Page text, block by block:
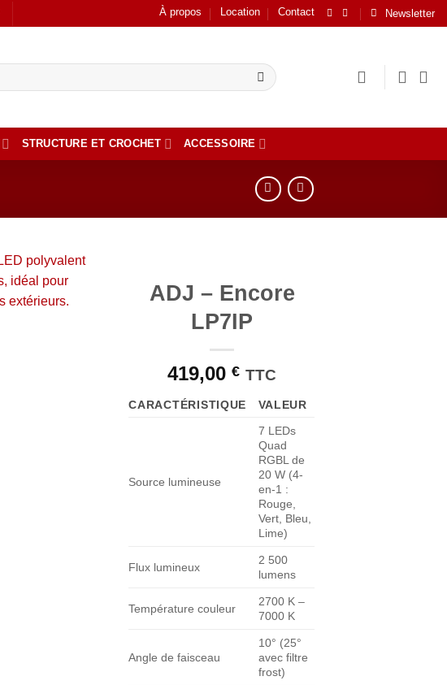
À propos Location Contact Newsletter
STRUCTURE ET CROCHET ACCESSOIRE
Ajouter
ADJ – Encore
LP7IP
419,00€ TTC
CARACTÉRISTIQUE VALEUR
Source lumineuse
7 LEDs
Quad
RGBL de
20 W (4-
en-1 :
Rouge,
Vert, Bleu,
Lime)
Flux lumineux
2 500
lumens
Température couleur
2700 K –
7000 K
Angle de faisceau
10° (25°
avec filtre
frost)